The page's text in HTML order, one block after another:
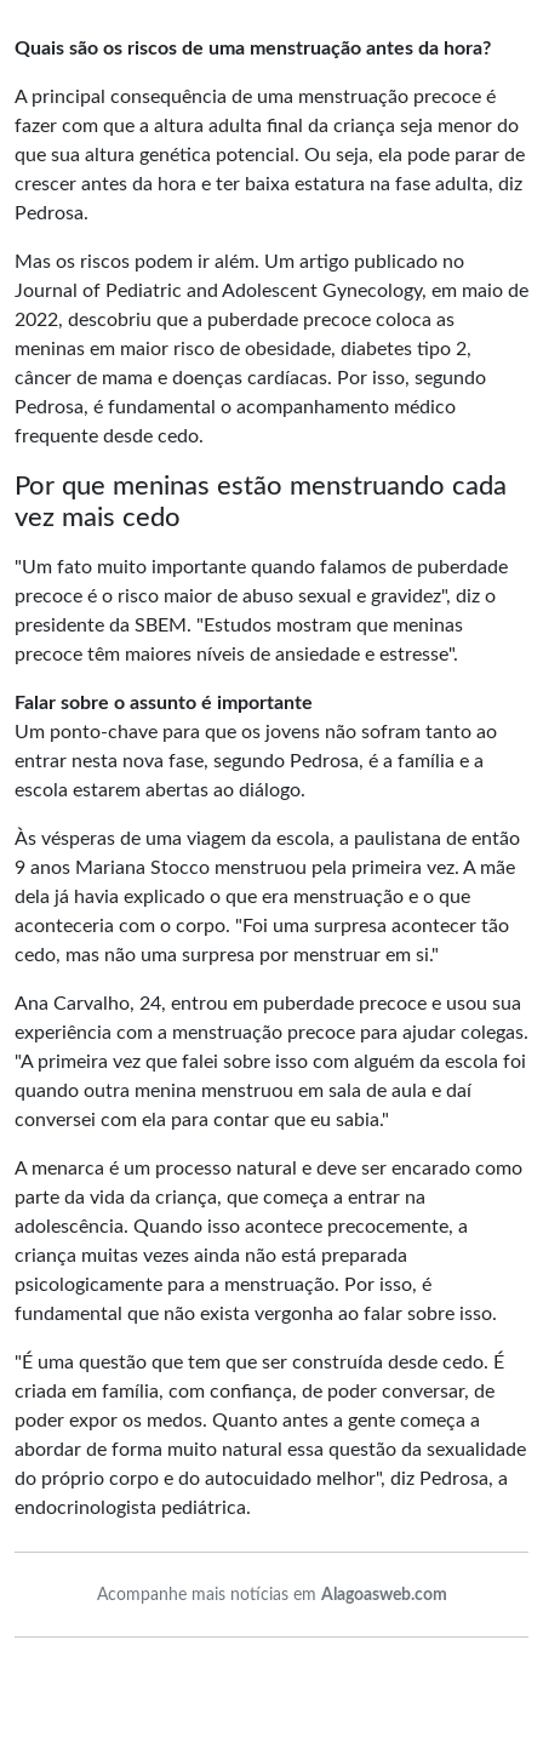
Quais são os riscos de uma menstruação antes da hora?
A principal consequência de uma menstruação precoce é
fazer com que a altura adulta final da criança seja menor do
que sua altura genética potencial. Ou seja, ela pode parar de
crescer antes da hora e ter baixa estatura na fase adulta, diz
Pedrosa.
Mas os riscos podem ir além. Um artigo publicado no
Journal of Pediatric and Adolescent Gynecology, em maio de
2022, descobriu que a puberdade precoce coloca as
meninas em maior risco de obesidade, diabetes tipo 2,
câncer de mama e doenças cardíacas. Por isso, segundo
Pedrosa, é fundamental o acompanhamento médico
frequente desde cedo.
Por que meninas estão menstruando cada
vez mais cedo
"Um fato muito importante quando falamos de puberdade
precoce é o risco maior de abuso sexual e gravidez", diz o
presidente da SBEM. "Estudos mostram que meninas
precoce têm maiores níveis de ansiedade e estresse".
Falar sobre o assunto é importante
Um ponto-chave para que os jovens não sofram tanto ao
entrar nesta nova fase, segundo Pedrosa, é a família e a
escola estarem abertas ao diálogo.
Às vésperas de uma viagem da escola, a paulistana de então
9 anos Mariana Stocco menstruou pela primeira vez. A mãe
dela já havia explicado o que era menstruação e o que
aconteceria com o corpo. "Foi uma surpresa acontecer tão
cedo, mas não uma surpresa por menstruar em si."
Ana Carvalho, 24, entrou em puberdade precoce e usou sua
experiência com a menstruação precoce para ajudar colegas.
"A primeira vez que falei sobre isso com alguém da escola foi
quando outra menina menstruou em sala de aula e daí
conversei com ela para contar que eu sabia."
A menarca é um processo natural e deve ser encarado como
parte da vida da criança, que começa a entrar na
adolescência. Quando isso acontece precocemente, a
criança muitas vezes ainda não está preparada
psicologicamente para a menstruação. Por isso, é
fundamental que não exista vergonha ao falar sobre isso.
"É uma questão que tem que ser construída desde cedo. É
criada em família, com confiança, de poder conversar, de
poder expor os medos. Quanto antes a gente começa a
abordar de forma muito natural essa questão da sexualidade
do próprio corpo e do autocuidado melhor", diz Pedrosa, a
endocrinologista pediátrica.
Acompanhe mais notícias em Alagoasweb.com